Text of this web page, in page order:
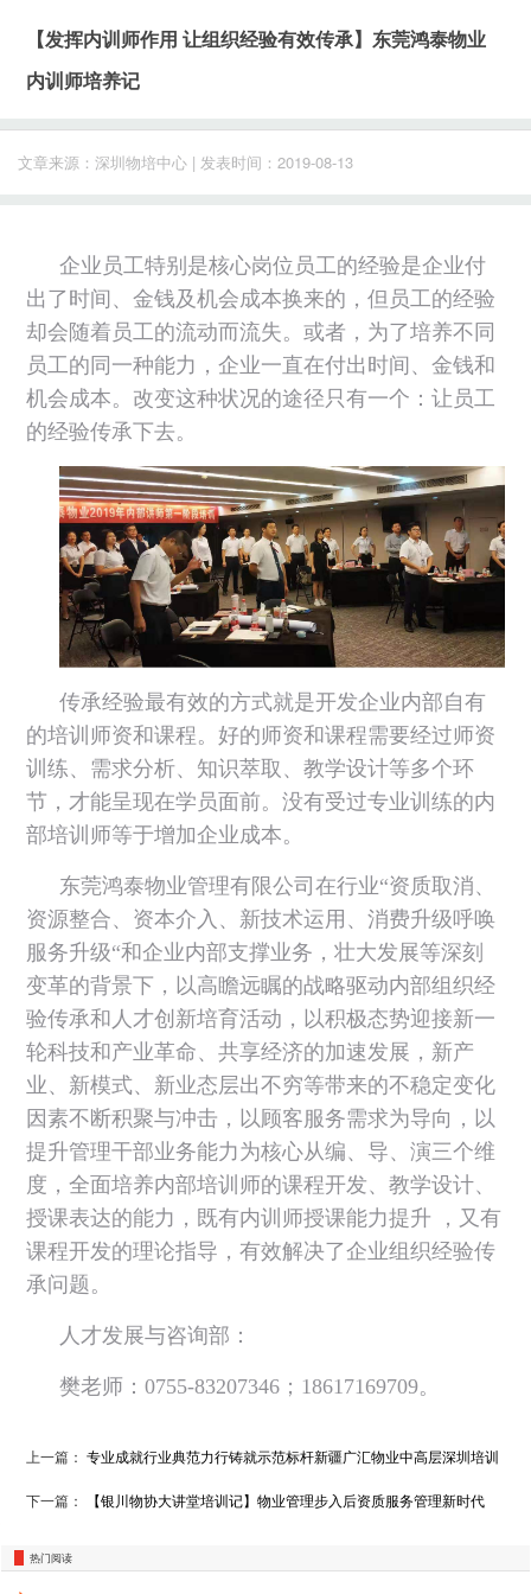
【发挥内训师作用 让组织经验有效传承】东莞鸿泰物业
内训师培养记
文章来源：深圳物培中心 | 发表时间：2019-08-13
企业员工特别是核心岗位员工的经验是企业付
出了时间、金钱及机会成本换来的，但员工的经验
却会随着员工的流动而流失。或者，为了培养不同
员工的同一种能力，企业一直在付出时间、金钱和
机会成本。改变这种状况的途径只有一个：让员工
的经验传承下去。
传承经验最有效的方式就是开发企业内部自有
的培训师资和课程。好的师资和课程需要经过师资
训练、需求分析、知识萃取、教学设计等多个环
节，才能呈现在学员面前。没有受过专业训练的内
部培训师等于增加企业成本。
东莞鸿泰物业管理有限公司在行业“资质取消、
资源整合、资本介入、新技术运用、消费升级呼唤
服务升级“和企业内部支撑业务，壮大发展等深刻
变革的背景下，以高瞻远瞩的战略驱动内部组织经
验传承和人才创新培育活动，以积极态势迎接新一
轮科技和产业革命、共享经济的加速发展，新产
业、新模式、新业态层出不穷等带来的不稳定变化
因素不断积聚与冲击，以顾客服务需求为导向，以
提升管理干部业务能力为核心从编、导、演三个维
度，全面培养内部培训师的课程开发、教学设计、
授课表达的能力，既有内训师授课能力提升 ，又有
课程开发的理论指导，有效解决了企业组织经验传
承问题。
人才发展与咨询部：
樊老师：0755-83207346；18617169709。
上一篇：专业成就行业典范力行铸就示范标杆新疆广汇物业中高层深圳培训
下一篇：
【银川物协大讲堂培训记】物业管理步入后资质服务管理新时代
热门阅读